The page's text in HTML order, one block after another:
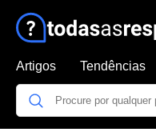
Artigos Tendências